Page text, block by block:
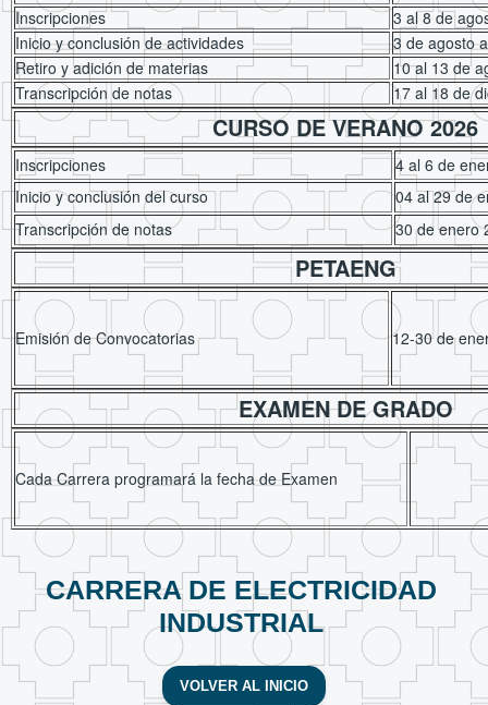
Inscripciones
3 al 8 de
Inicio y conclusión de actividades
3 de agosto
Retiro y adición de materias
10 al 13 de
Transcripción de notas
17 al 18 de
CURSO DE VERANO 2026
Inscripciones
4 al 6 de
Inicio y conclusión del curso
04 al 29 de
Transcripción de notas
30 de enero
PETAENG
Emisión de Convocatorias 12-30 de
EXAMEN DE GRADO
Cada Carrera programará la fecha de Examen
CARRERA DE ELECTRICIDAD
INDUSTRIAL
VOLVER AL INICIO